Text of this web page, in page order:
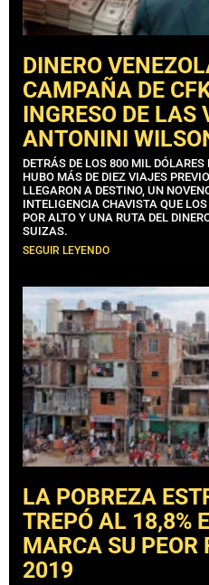
DINERO
CAMPAÑA DE
INGRESO DE LAS
ANTONINI
DETRÁS DE LOS 800 MIL DÓLARES
HUBO MÁS DE DIEZ VIAJES
LLEGARON A DESTINO, UN
INTELIGENCIA CHAVISTA QUE
POR ALTO Y UNA RUTA DEL
SUIZAS.
SEGUIR LEYENDO
LA POBREZA
TREPÓ AL 18,8%
MARCA SU PEOR
2019